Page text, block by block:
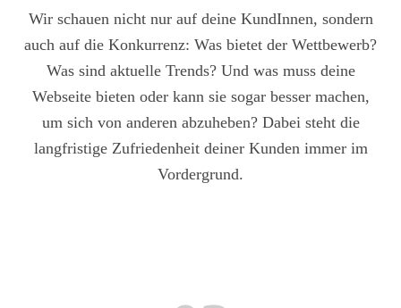
Wir schauen nicht nur auf deine KundInnen, sondern
auch auf die Konkurrenz: Was bietet der Wettbewerb?
Was sind aktuelle Trends? Und was muss deine
Webseite bieten oder kann sie sogar besser machen,
um sich von anderen abzuheben? Dabei steht die
langfristige Zufriedenheit deiner Kunden immer im
Vordergrund.